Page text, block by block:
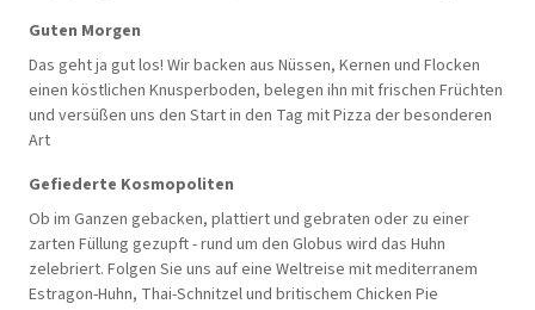
Guten Morgen
Das geht ja gut los! Wir backen aus Nüssen, Kernen und Flocken
einen köstlichen Knusperboden, belegen ihn mit frischen Früchten
und versüßen uns den Start in den Tag mit Pizza der besonderen
Art
Gefiederte Kosmopoliten
Ob im Ganzen gebacken, plattiert und gebraten oder zu einer
zarten Füllung gezupft - rund um den Globus wird das Huhn
zelebriert. Folgen Sie uns auf eine Weltreise mit mediterranem
Estragon-Huhn, Thai-Schnitzel und britischem Chicken Pie